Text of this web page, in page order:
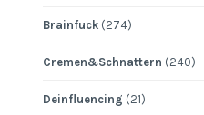
Brainfuck(274)
Cremen&Schnattern (240)
Deinfluencing (21)